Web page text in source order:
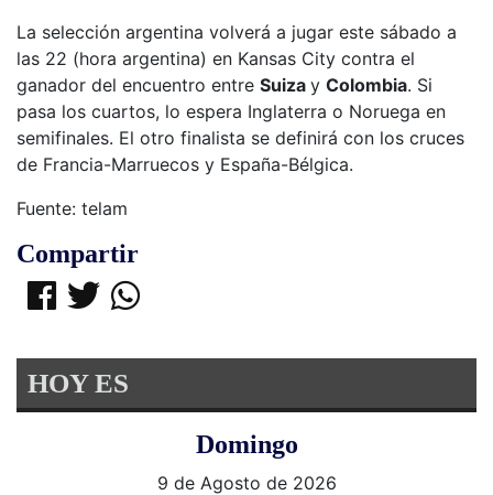
La selección argentina volverá a jugar este sábado a
las 22 (hora argentina) en Kansas City contra el
ganador del encuentro entre Suiza y Colombia. Si
pasa los cuartos, lo espera Inglaterra o Noruega en
semifinales. El otro finalista se definirá con los cruces
de Francia-Marruecos y España-Bélgica.
Fuente: telam
Compartir
HOY ES
Domingo
9 de Agosto de 2026